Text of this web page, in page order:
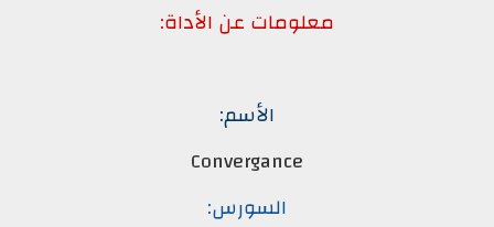
معلومات عن الأداة:
الأسم:
Convergance
السورس: